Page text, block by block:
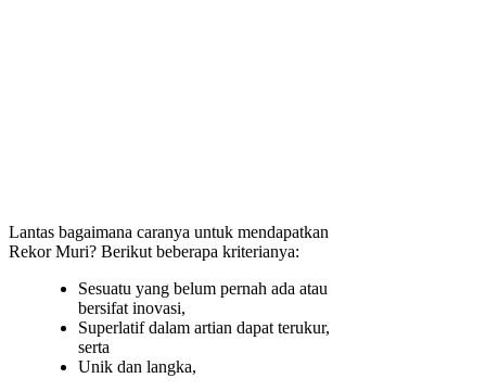
Lantas bagaimana caranya untuk mendapatkan
Rekor Muri? Berikut beberapa kriterianya:
Sesuatu yang belum pernah ada atau
bersifat inovasi,
Superlatif dalam artian dapat terukur,
serta
Unik dan langka,